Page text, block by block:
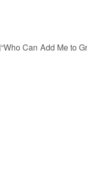
Can Add Me to